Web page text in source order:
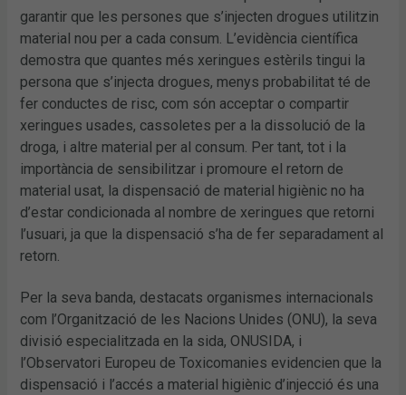
garantir que les persones que s’injecten drogues utilitzin
material nou per a cada consum. L’evidència científica
demostra que quantes més xeringues estèrils tingui la
persona que s’injecta drogues, menys probabilitat té de
fer conductes de risc, com són acceptar o compartir
xeringues usades, cassoletes per a la dissolució de la
droga, i altre material per al consum. Per tant, tot i la
importància de sensibilitzar i promoure el retorn de
material usat, la dispensació de material higiènic no ha
d’estar condicionada al nombre de xeringues que retorni
l’usuari, ja que la dispensació s’ha de fer separadament al
retorn.
Per la seva banda, destacats organismes internacionals
com l’Organització de les Nacions Unides (ONU), la seva
divisió especialitzada en la sida, ONUSIDA, i
l’Observatori Europeu de Toxicomanies evidencien que la
dispensació i l’accés a material higiènic d’injecció és una